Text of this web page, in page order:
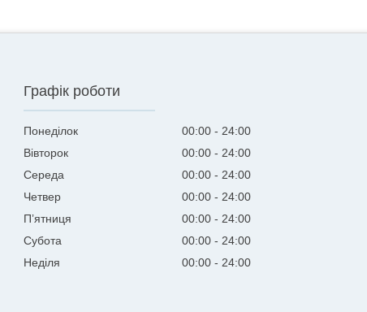
Графік роботи
Понеділок 00:00
24:00
Вівторок
00:00
24:00
Середа
00:00
24:00
Четвер
00:00
24:00
Пʼятниця
00:00
24:00
Субота
00:00
24:00
Неділя
00:00 24:00